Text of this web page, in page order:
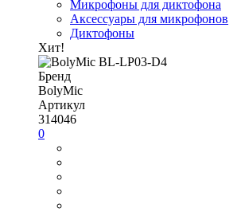
Микрофоны для диктофона
Аксессуары для микрофонов
Диктофоны
Хит!
Бренд
BolyMic
Артикул
314046
0